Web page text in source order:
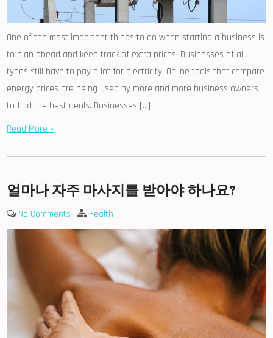
One of the most important things to do when starting a business is
to plan ahead and keep track of extra prices. Businesses of all
types still have to pay a lot for electricity. Online tools that compare
energy prices are being used by more and more business owners
to find the best deals. Businesses […]
Read More »
얼마나 자주 마사지를 받아야 하나요?
No Comments | Health